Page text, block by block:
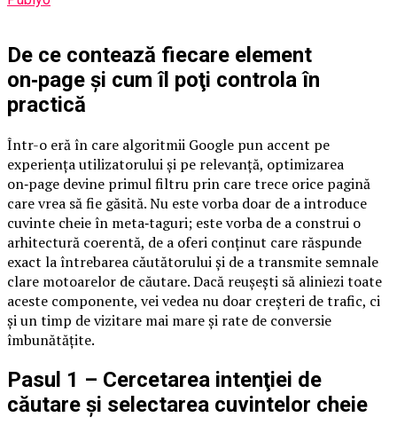
De ce contează fiecare element
on‑page și cum îl poţi controla în
practică
Într-o eră în care algoritmii Google pun accent pe
experiența utilizatorului și pe relevanță, optimizarea
on‑page devine primul filtru prin care trece orice pagină
care vrea să fie găsită. Nu este vorba doar de a introduce
cuvinte cheie în meta‑taguri; este vorba de a construi o
arhitectură coerentă, de a oferi conținut care răspunde
exact la întrebarea căutătorului și de a transmite semnale
clare motoarelor de căutare. Dacă reușești să aliniezi toate
aceste componente, vei vedea nu doar creșteri de trafic, ci
și un timp de vizitare mai mare și rate de conversie
îmbunătățite.
Pasul 1 – Cercetarea intenţiei de
căutare și selectarea cuvintelor cheie